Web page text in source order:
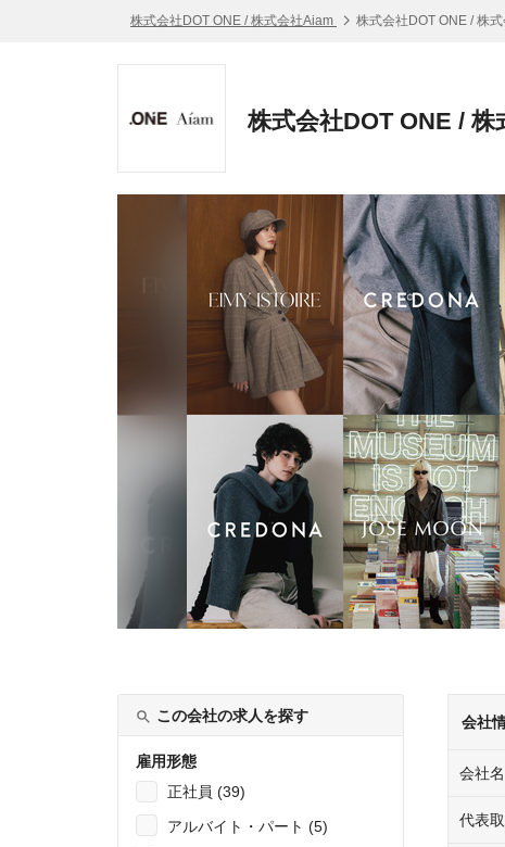
株式会社DOT ONE / 株式会社Aiam 株式会社DOT ONE / 株
株式会社DOT ONE /
この会社の求人を探す
雇用形態
正社員 (39)
アルバイト・パート (5)
会社
会社名
代表